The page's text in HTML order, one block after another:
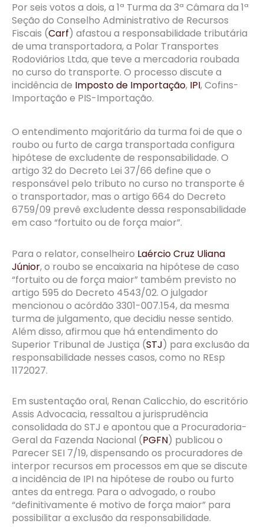
Por seis votos a dois, a 1ª Turma da 3ª Câmara da 1ª
Seção do Conselho Administrativo de Recursos
Fiscais (Carf) afastou a responsabilidade tributária
de uma transportadora, a Polar Transportes
Rodoviários Ltda, que teve a mercadoria roubada
no curso do transporte. O processo discute a
incidência de Imposto de Importação, IPI, Cofins-
Importação e PIS-Importação.
O entendimento majoritário da turma foi de que o
roubo ou furto de carga transportada configura
hipótese de excludente de responsabilidade. O
artigo 32 do Decreto Lei 37/66 define que o
responsável pelo tributo no curso no transporte é
o transportador, mas o artigo 664 do Decreto
6759/09 prevê excludente dessa responsabilidade
em caso “fortuito ou de força maior”.
Para o relator, conselheiro Laércio Cruz Uliana
Júnior, o roubo se encaixaria na hipótese de caso
“fortuito ou de força maior” também previsto no
artigo 595 do Decreto 4543/02. O julgador
mencionou o acórdão 3301-007.154, da mesma
turma de julgamento, que decidiu nesse sentido.
Além disso, afirmou que há entendimento do
Superior Tribunal de Justiça (STJ) para exclusão da
responsabilidade nesses casos, como no REsp
1172027.
Em sustentação oral, Renan Calicchio, do escritório
Assis Advocacia, ressaltou a jurisprudência
consolidada do STJ e apontou que a Procuradoria-
Geral da Fazenda Nacional (PGFN) publicou o
Parecer SEI 7/19, dispensando os procuradores de
interpor recursos em processos em que se discute
a incidência de IPI na hipótese de roubo ou furto
antes da entrega. Para o advogado, o roubo
“definitivamente é motivo de força maior” para
possibilitar a exclusão da responsabilidade.